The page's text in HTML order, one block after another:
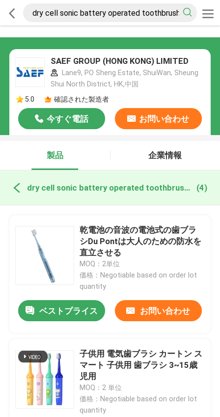
SAEF GROUP (HONG KONG) LIMITED
Lane9, PO Sheng Estate, ShuiWan, Sheung
Shui North District, HK,中国
5.0
確認された製造者
今すぐ電話 お問い合わせ
製品 企業情報
dry cell sonic battery operated toothbrush オンライン製造 (4)
乾電池の音波の電池式の歯ブラ
シDu Pontは大人のための防水を
直立させる
MOQ：2単位
価格：Negotiable based on order lot
quantity
ベストプライス お問い合わせ
子供用 電気歯ブラシ カートン ス
マート 子供用 歯ブラシ 3~15歳
児用
MOQ：2 単位
価格：Negotiable based on order lot
quantity